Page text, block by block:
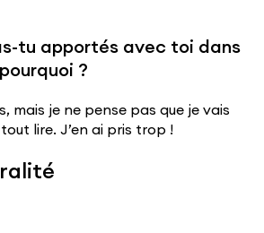
tu apportés avec toi dans
?
mais je ne pense pas que je vais
lire. J’en ai pris trop !